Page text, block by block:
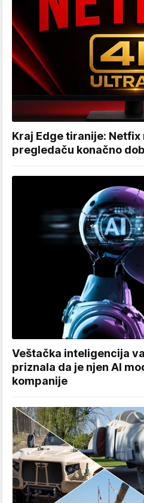
Kraj Edge tiranije: Netfix
pregledaču konačno
Veštačka inteligencija
priznala da je njen AI
kompanije